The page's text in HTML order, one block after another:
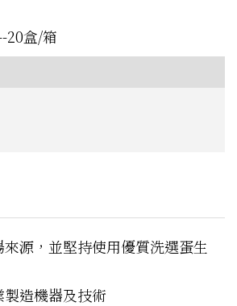
20盒/箱
源，並堅持使用優質洗選蛋生
造機器及技術